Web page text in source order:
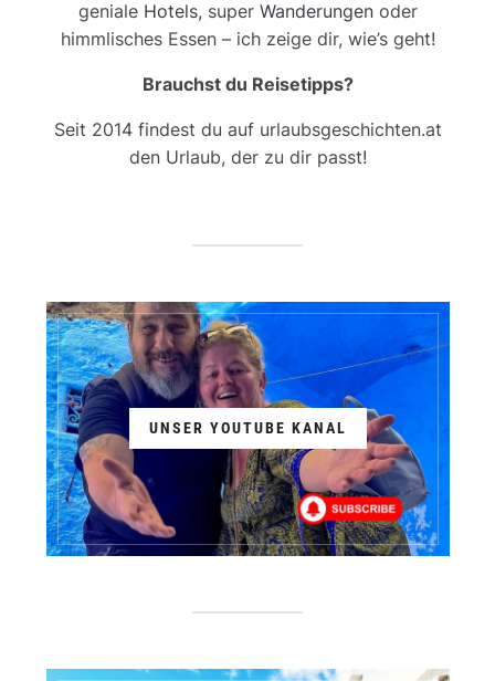
geniale Hotels, super Wanderungenoder
himmlisches Essen – ich zeige dir, wie’s geht!
Brauchst du Reisetipps?
Seit 2014 findest du auf urlaubsgeschichten.at
den Urlaub, der zu dir passt!
UNSER YOUTUBE KANAL